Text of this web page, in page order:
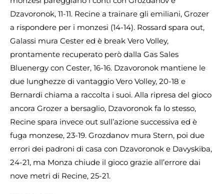
Dzavoronok, 11-11. Recine a trainare gli emiliani, Grozer
a rispondere per i monzesi (14-14). Rossard spara out,
Galassi mura Cester ed è break Vero Volley,
prontamente recuperato però dalla Gas Sales
Bluenergy con Cester, 16-16. Dzavoronok mantiene le
due lunghezze di vantaggio Vero Volley, 20-18 e
Bernardi chiama a raccolta i suoi. Alla ripresa del gioco
ancora Grozer a bersaglio, Dzavoronok fa lo stesso,
Recine spara invece out sull’azione successiva ed è
fuga monzese, 23-19. Grozdanov mura Stern, poi due
errori dei padroni di casa con Dzavoronok e Davyskiba,
24-21, ma Monza chiude il gioco grazie all’errore dai
nove metri di Recine, 25-21.